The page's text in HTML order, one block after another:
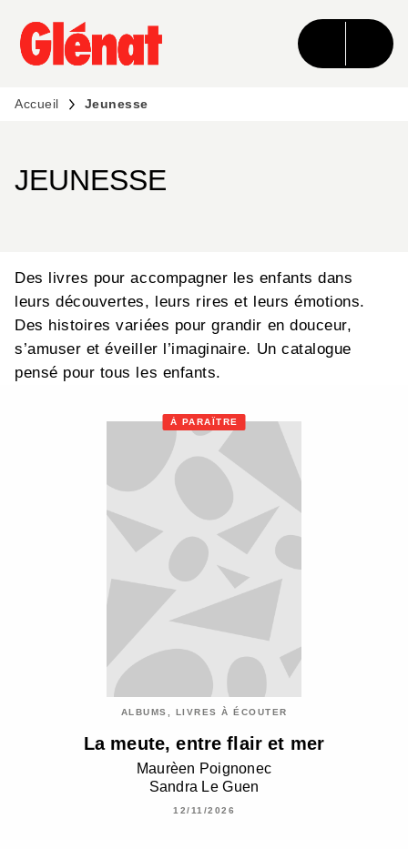
MENU RECHERCHE CONTENU
PIED DE PAGE
Accueil Jeunesse
JEUNESSE
Des livres pour accompagner les enfants dans
leurs découvertes, leurs rires et leurs émotions.
Des histoires variées pour grandir en douceur,
s’amuser et éveiller l’imaginaire. Un catalogue
pensé pour tous les enfants.
À PARAÎTRE
ALBUMS, LIVRES À ÉCOUTER
La meute, entre flair et mer
Maurèen Poignonec
Sandra Le Guen
12/11/2026